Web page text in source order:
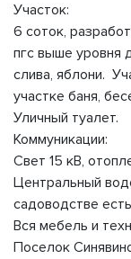
Участок:
6 соток,
пгс выше уровня
слива, яблони.
участке баня,
Уличный туалет.
Коммуникации:
Свет 15 кВ,
Центральный
садоводстве
Вся мебель и
Поселок